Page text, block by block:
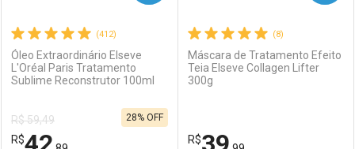
(412)
Óleo Extraordinário Elseve
L'Oréal Paris Tratamento
Sublime Reconstrutor 100ml
R$ 59,49
R$
28% OFF
(8)
Máscara de Tratamento Efeito
Teia Elseve Collagen Lifter
300g
R$